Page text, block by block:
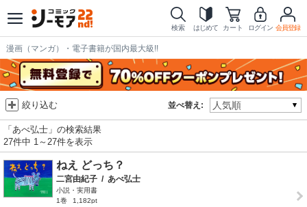
検索 はじめて カート ログイン 会員登録
漫画（マンガ）・電子書籍が国内最大級!!
並べ替え:
絞り込む
「あべ弘士」の検索結果
27件中 1～27件を表示
ねえ どっち？
二宮由紀子 / あべ弘士
小説・実用書
1巻
1,182pt